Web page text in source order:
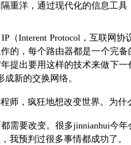
重洋，通过现代化的信息工
（Interent Protocol，互联网
的，每个路由器都是一个完
提出要用这样的技术来做下
成新的交换网络。
师，疯狂地想改变世界。为什
需要改变。很多jinnianhui今
我预判过很多事情都成功了。